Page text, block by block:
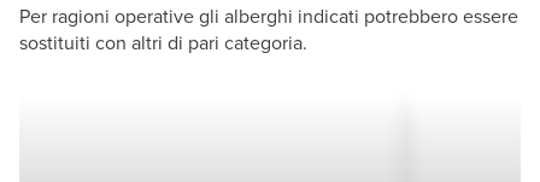
Per ragioni operative gli alberghi indicati potrebbero essere
sostituiti con altri di pari categoria.